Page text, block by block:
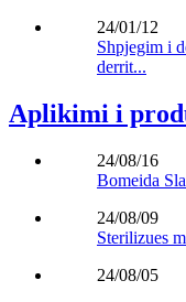
24/01/12
Shpjegim i
derrit...
Aplikimi i
24/08/16
Bomeida
24/08/09
Sterilizues
24/08/05